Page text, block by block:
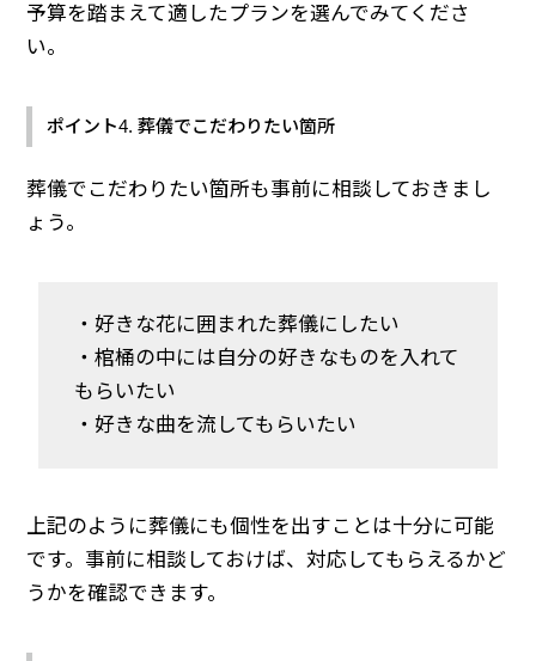
予算を踏まえて適したプランを選んでみてくださ
い。
ポイント4. 葬儀でこだわりたい箇所
葬儀でこだわりたい箇所も事前に相談しておきまし
ょう。
・好きな花に囲まれた葬儀にしたい
・棺桶の中には自分の好きなものを入れて
もらいたい
・好きな曲を流してもらいたい
上記のように葬儀にも個性を出すことは十分に可能
です。事前に相談しておけば、対応してもらえるかど
うかを確認できます。